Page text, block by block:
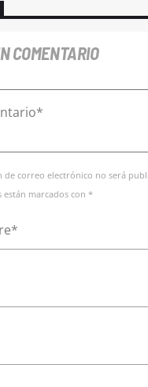
COMENTARIO
de correo electrónico no será
marcados con *